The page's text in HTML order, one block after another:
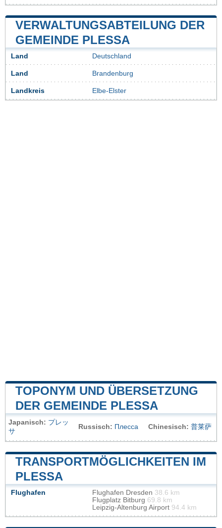
VERWALTUNGSABTEILUNG DER
GEMEINDE PLESSA
Land Deutschland
Land Brandenburg
Landkreis Elbe-Elster
TOPONYM UND ÜBERSETZUNG
DER GEMEINDE PLESSA
Japanisch: プレッ
サ
Russisch: Плесса Chinesisch: 普莱萨
TRANSPORTMÖGLICHKEITEN IM
PLESSA
Flughafen Flughafen Dresden 38.6 km
Flugplatz Bitburg 69.8 km
Leipzig-Altenburg Airport 94.4 km